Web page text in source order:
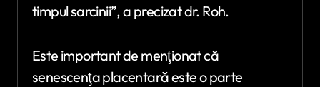
timpul sarcinii”, a precizat dr. Roh.
Este important de menţionat că
senescenţa placentară este o parte